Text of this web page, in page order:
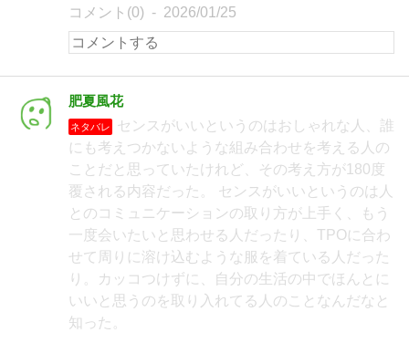
コメント(0) 2026/01/25
肥夏風花
ネタバレ
センスがいいというのはおしゃれな人、誰
にも考えつかないような組み合わせを考える人の
ことだと思っていたけれど、その考え方が180度
覆される内容だった。 センスがいいというのは人
とのコミュニケーションの取り方が上手く、もう
一度会いたいと思わせる人だったり、TPOに合わ
せて周りに溶け込むような服を着ている人だった
り。カッコつけずに、自分の生活の中でほんとに
いいと思うのを取り入れてる人のことなんだなと
知った。